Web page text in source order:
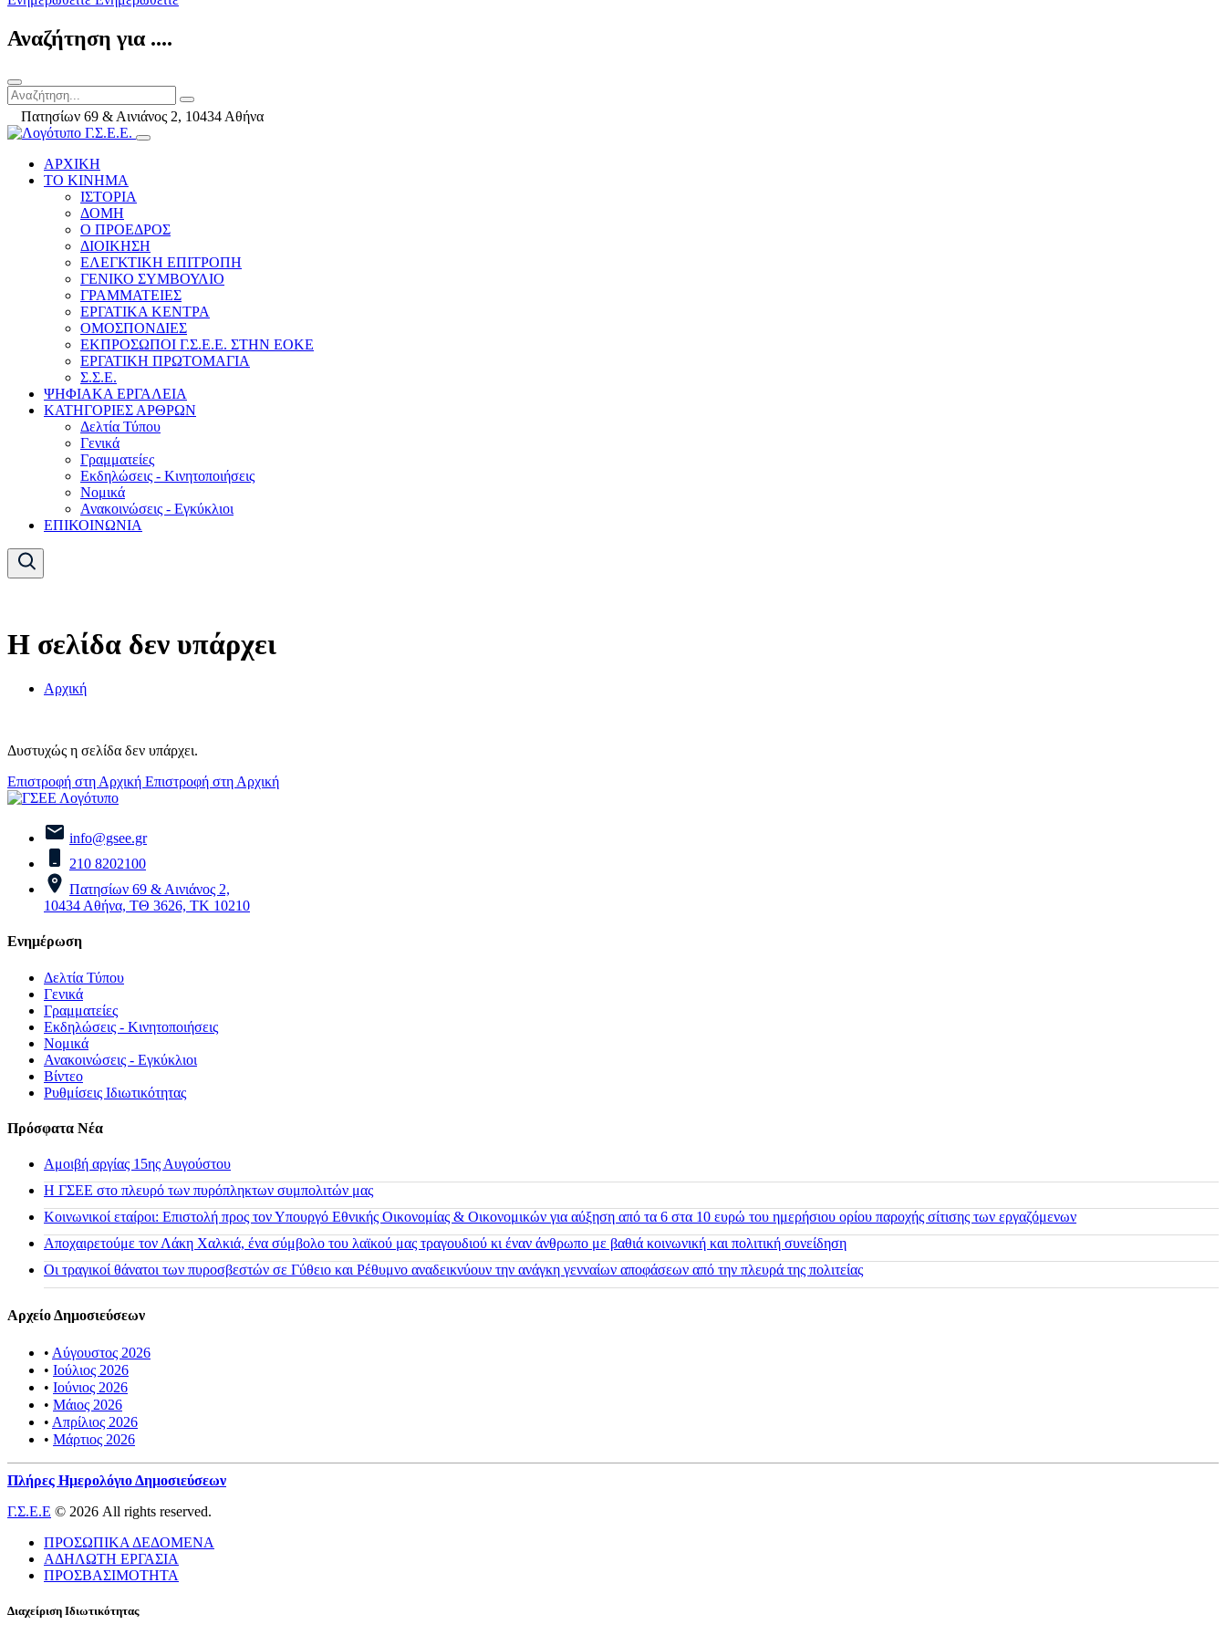
Αναζήτηση για ....
Πατησίων 69 & Αινιάνος 2, 10434 Αθήνα
ΑΡΧΙΚΗ
ΤΟ ΚΙΝΗΜΑ
ΙΣΤΟΡΙΑ
ΔΟΜΗ
Ο ΠΡΟΕΔΡΟΣ
ΔΙΟΙΚΗΣΗ
ΕΛΕΓΚΤΙΚΗ ΕΠΙΤΡΟΠΗ
ΓΕΝΙΚΟ ΣΥΜΒΟΥΛΙΟ
ΓΡΑΜΜΑΤΕΙΕΣ
ΕΡΓΑΤΙΚΑ ΚΕΝΤΡΑ
ΟΜΟΣΠΟΝΔΙΕΣ
ΕΚΠΡΟΣΩΠΟΙ Γ.Σ.Ε.Ε. ΣΤΗΝ ΕΟΚΕ
ΕΡΓΑΤΙΚΗ ΠΡΩΤΟΜΑΓΙΑ
Σ.Σ.Ε.
ΨΗΦΙΑΚΑ ΕΡΓΑΛΕΙΑ
ΚΑΤΗΓΟΡΙΕΣ ΑΡΘΡΩΝ
Δελτία Τύπου
Γενικά
Γραμματείες
Εκδηλώσεις - Κινητοποιήσεις
Νομικά
Ανακοινώσεις - Εγκύκλιοι
ΕΠΙΚΟΙΝΩΝΙΑ
Η σελίδα δεν υπάρχει
Αρχική
Δυστυχώς η σελίδα δεν υπάρχει.
Επιστροφή στη Αρχική Επιστροφή στη Αρχική
info@gsee.gr
210 8202100
Πατησίων 69 & Αινιάνος 2,
10434 Αθήνα, ΤΘ 3626, ΤΚ 10210
Ενημέρωση
Δελτία Τύπου
Γενικά
Γραμματείες
Εκδηλώσεις - Κινητοποιήσεις
Νομικά
Ανακοινώσεις - Εγκύκλιοι
Βίντεο
Ρυθμίσεις Ιδιωτικότητας
Πρόσφατα Νέα
Αμοιβή αργίας 15ης Αυγούστου
H ΓΣΕΕ στο πλευρό των πυρόπληκτων συμπολιτών μας
Κοινωνικοί εταίροι: Επιστολή προς τον Υπουργό Εθνικής Οικονομίας & Οικονομικών για αύξηση από τα 6 στα 10 ευρώ του ημερήσιου ορίου παροχής σίτισης των εργαζόμενων
Αποχαιρετούμε τον Λάκη Χαλκιά, ένα σύμβολο του λαϊκού μας τραγουδιού κι έναν άνθρωπο με βαθιά κοινωνική και πολιτική συνείδηση
Οι τραγικοί θάνατοι των πυροσβεστών σε Γύθειο και Ρέθυμνο αναδεικνύουν την ανάγκη γενναίων αποφάσεων από την πλευρά της πολιτείας
Αρχείο Δημοσιεύσεων
• Αύγουστος 2026
• Ιούλιος 2026
• Ιούνιος 2026
• Μάιος 2026
• Απρίλιος 2026
• Μάρτιος 2026
Πλήρες Ημερολόγιο Δημοσιεύσεων
Γ.Σ.Ε.Ε © 2026 All rights reserved.
ΠΡΟΣΩΠΙΚΑ ΔΕΔΟΜΕΝΑ
ΑΔΗΛΩΤΗ ΕΡΓΑΣΙΑ
ΠΡΟΣΒΑΣΙΜΟΤΗΤΑ
Διαχείριση Ιδιωτικότητας